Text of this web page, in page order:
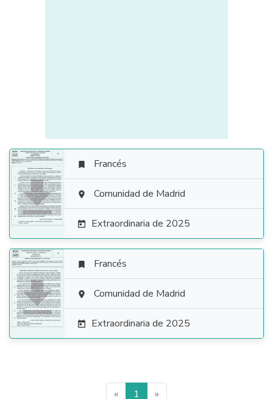

 Francés
 Comunidad de Madrid
 Extraordinaria de 2025

 Francés
 Comunidad de Madrid
 Extraordinaria de 2025
« 1 »